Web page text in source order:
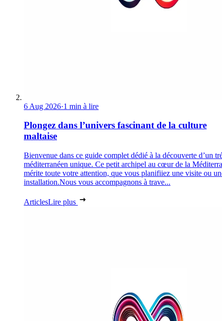
6 Aug 2026·1 min à lire
Plongez dans l’univers fascinant de la culture
maltaise
Bienvenue dans ce guide complet dédié à la découverte d’un
méditerranéen unique. Ce petit archipel au cœur de la
mérite toute votre attention, que vous planifiiez une visite ou
installation.Nous vous accompagnons à trave...
ArticlesLire plus